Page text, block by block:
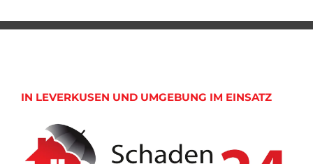
IN LEVERKUSEN UND UMGEBUNG IM EINSATZ